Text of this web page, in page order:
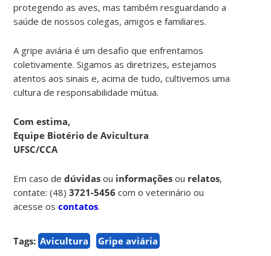
protegendo as aves, mas também resguardando a
saúde de nossos colegas, amigos e familiares.
A gripe aviária é um desafio que enfrentamos
coletivamente. Sigamos as diretrizes, estejamos
atentos aos sinais e, acima de tudo, cultivemos uma
cultura de responsabilidade mútua.
Com estima,
Equipe Biotério de Avicultura
UFSC/CCA
Em caso dedúvidas ou informações ou relatos,
contate: (48)3721-5456 com o veterinário ou
acesse oscontatos.
Tags: Avicultura Gripe aviária